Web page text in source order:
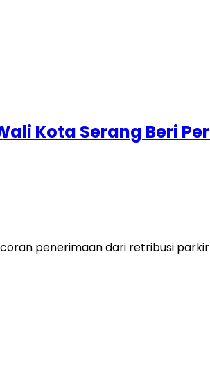
Kota Serang Beri
penerimaan dari retribusi